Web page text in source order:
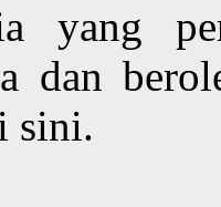
yang
dan
sini.